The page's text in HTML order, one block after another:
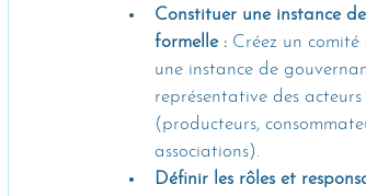
Constituer une instance
formelle : Créez un
une instance de
représentative des
(producteurs,
associations).
Définir les rôles et